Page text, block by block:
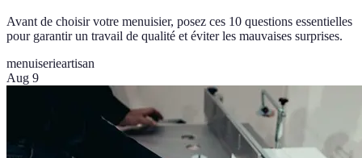
Avant de choisir votre menuisier, posez ces 10 questions essentielles
pour garantir un travail de qualité et éviter les mauvaises surprises.
menuiserieartisan
Aug 9